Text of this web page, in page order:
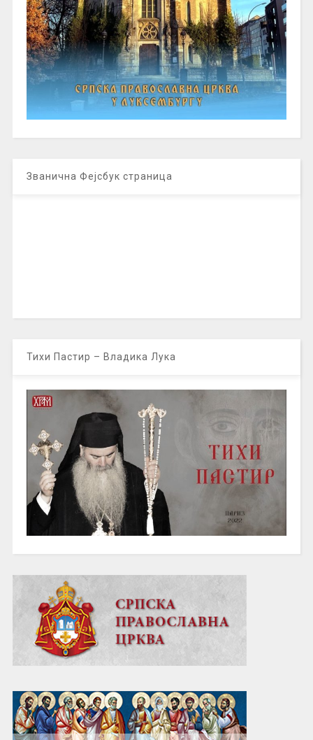
Званична Фејсбук страница
Тихи Пастир – Владика Лука